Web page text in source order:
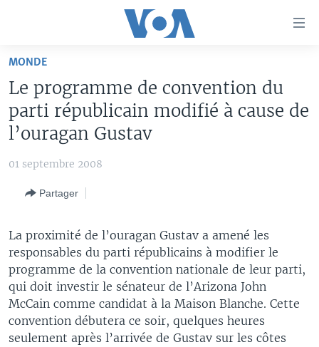
Retour
la
navigation
Retour
AFRIQUE
LE MONDE AUJOURD'HUI
FOCUS SAHEL
REPORTAGES
VOUS + NOUS
CARNET DE SANTÉ
RADIO
LE MONDE AU FÉMININ
L'AMÉRIQUE ET VOUS
DIALOGUE DES RELIGIONS
RM SHOW
LINGALA
SANGO
Apprenez L'anglais
SUIVEZ-NOUS
Langues
MONDE
Le programme de convention du
parti républicain modifié à cause de
l’ouragan Gustav
01 septembre 2008
Partager
La proximité de l’ouragan Gustav a amené les
responsables du parti républicains à modifier le
programme de la convention nationale de leur parti,
qui doit investir le sénateur de l’Arizona John
McCain comme candidat à la Maison Blanche. Cette
convention débutera ce soir, quelques heures
seulement après l’arrivée de Gustav sur les côtes